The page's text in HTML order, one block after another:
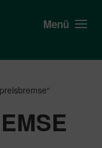
Menü